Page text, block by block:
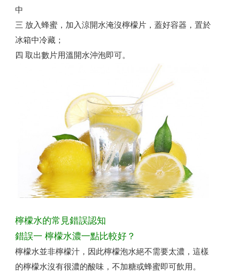
中
三 放入蜂蜜，加入涼開水淹沒檸檬片，蓋好容器，置於
冰箱中冷藏；
四 取出數片用溫開水沖泡即可。
檸檬水的常見錯誤認知
錯誤一 檸檬水濃一點比較好？
檸檬水並非檸檬汁，因此檸檬泡水絕不需要太濃，這樣
的檸檬水沒有很濃的酸味，不加糖或蜂蜜即可飲用。